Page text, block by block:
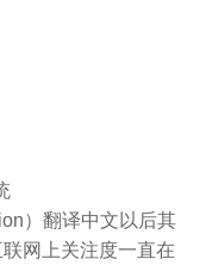
）翻译中文以后其
网上关注度一直在